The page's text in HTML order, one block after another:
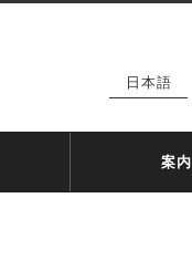
日本語
案内